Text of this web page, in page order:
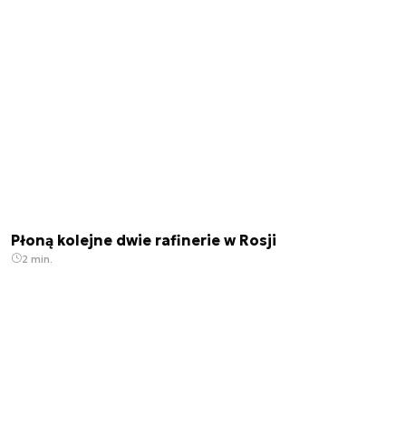
Płoną kolejne dwie rafinerie w Rosji
2 min.